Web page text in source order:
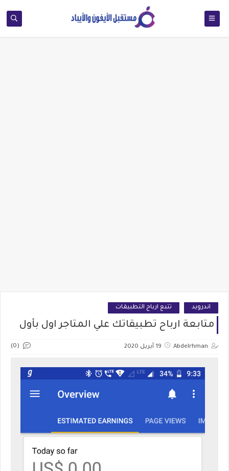
اندرويد تتبع ارباح التطبيقات
متابعة ارباح تطبيقاتك علي المتاجر اول بأول
Abdelrhman 19 أبريل 2020 (0)